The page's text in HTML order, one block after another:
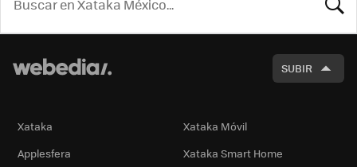
SUBIR
Xataka
Xataka Móvil
Applesfera
Xataka Smart Home